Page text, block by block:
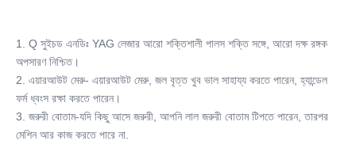
1. Q সুইচড এনডিঃ YAG লেজার আরো শক্তিশালী পালস শক্তি সঙ্গে, আরো দক্ষ রঙ্গক
অপসারণ নিশ্চিত।
2. এয়ারআউট মেরু- এয়ারআউট মেরু, জল বৃত্ত খুব ভাল সাহায্য করতে পারেন, হ্যান্ডেল
ফর্ম ধ্বংস রক্ষা করতে পারেন।
3. জরুরী বোতাম-যদি কিছু আসে জরুরী, আপনি লাল জরুরী বোতাম টিপতে পারেন, তারপর
মেশিন আর কাজ করতে পারে না.